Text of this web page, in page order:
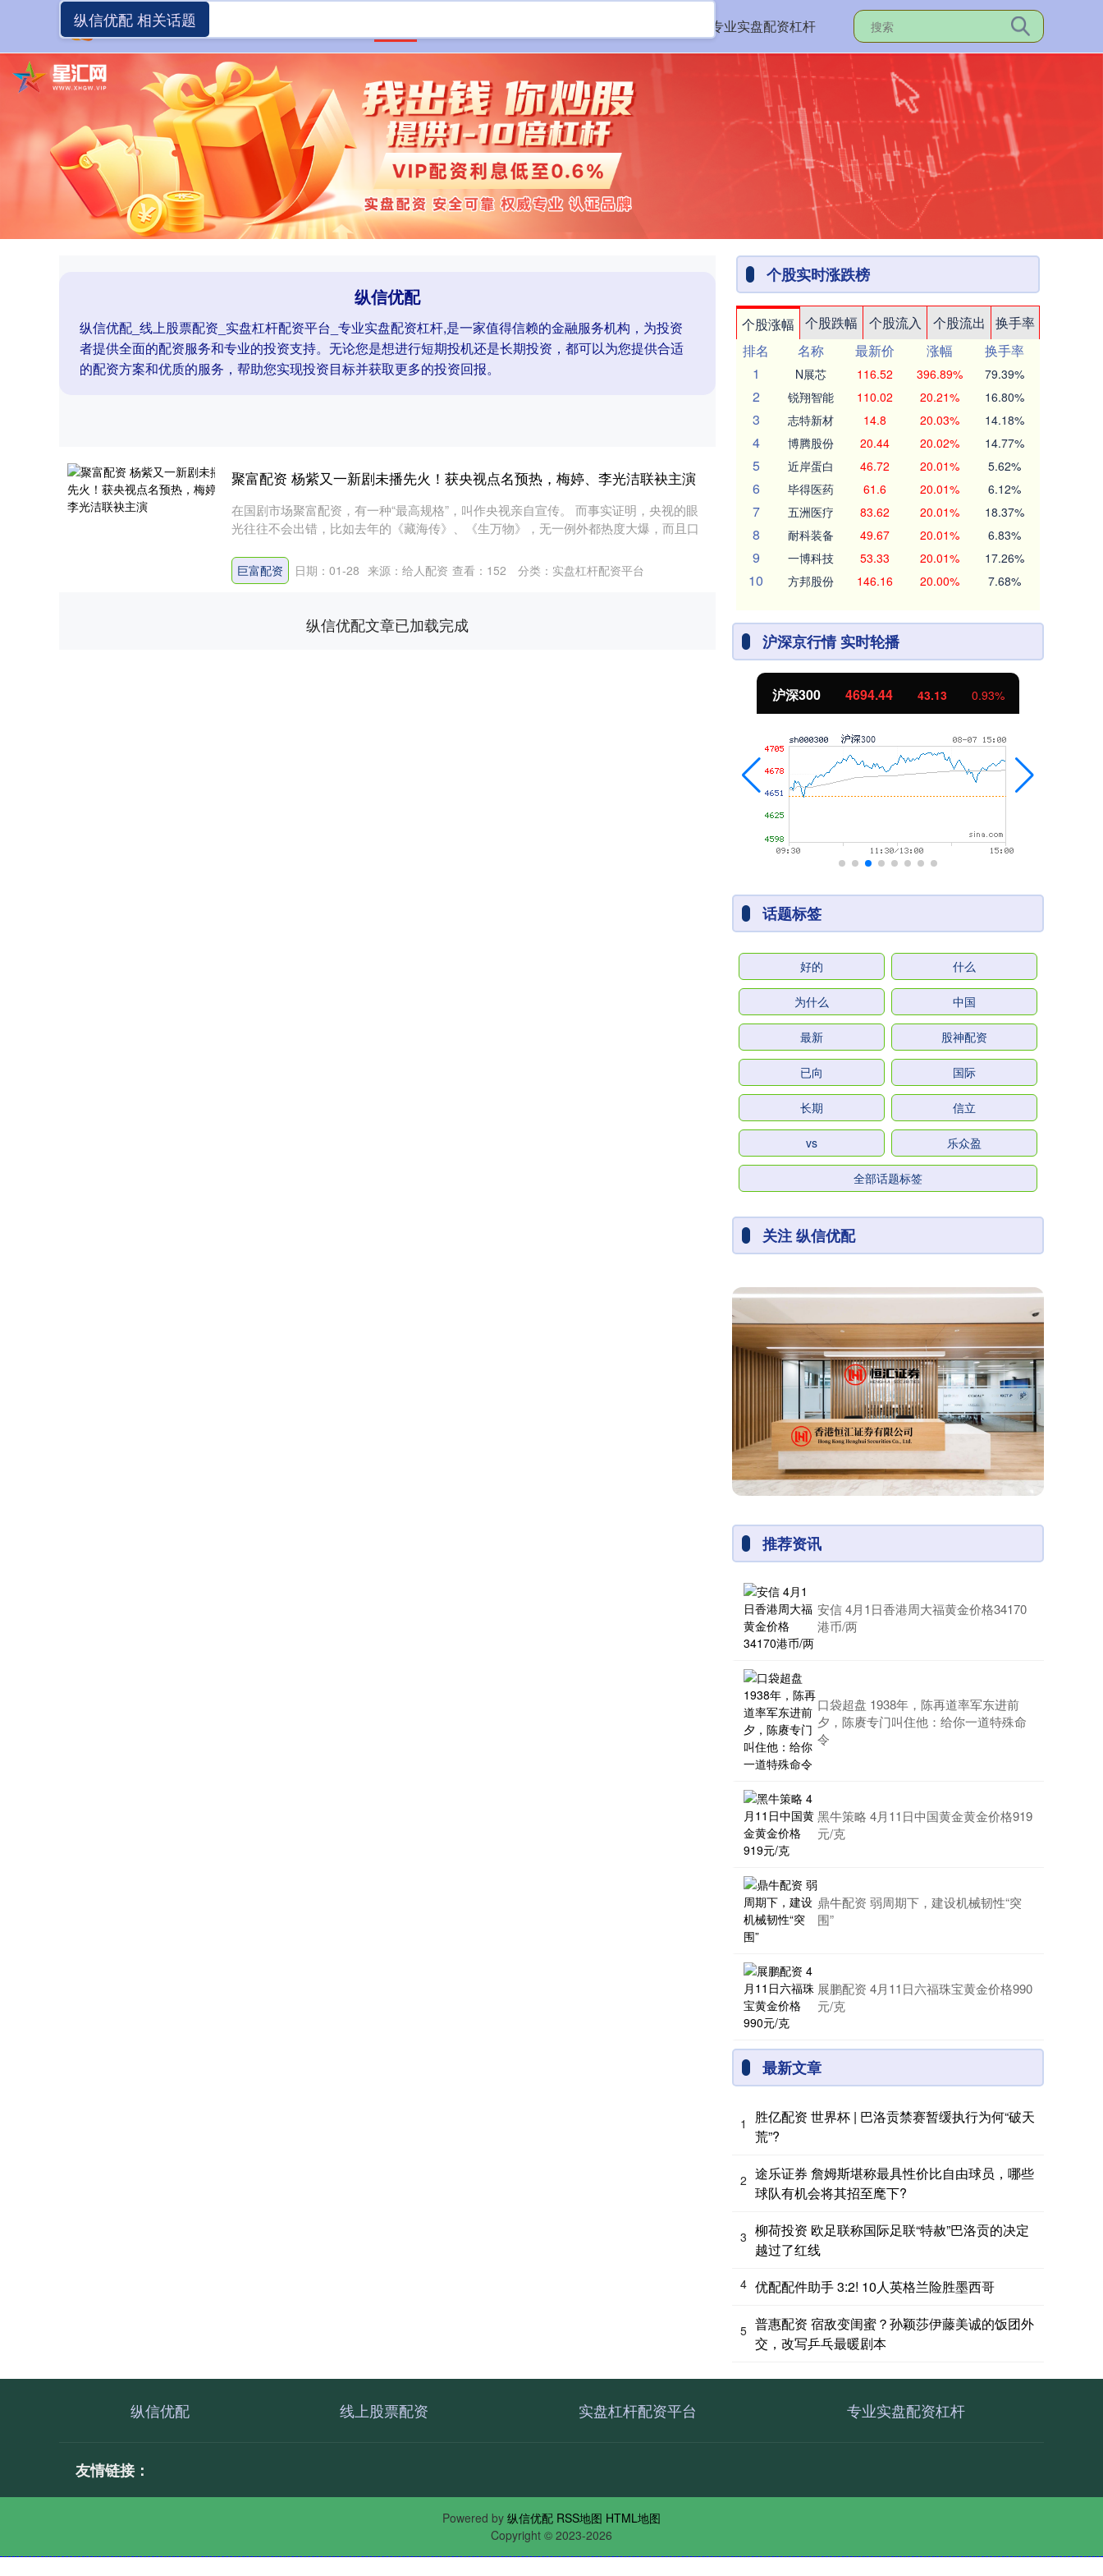
专业实盘配资杠杆
纵信优配
纵信优配_线上股票配资_实盘杠杆配资平台_专业实盘配资杠杆,是一家值得信赖的金融服务机构，为投资
者提供全面的配资服务和专业的投资支持。无论您是想进行短期投机还是长期投资，都可以为您提供合适
的配资方案和优质的服务，帮助您实现投资目标并获取更多的投资回报。
纵信优配 相关话题
聚富配资 杨紫又一新剧未播先火！获央视点名预热，梅婷、李光洁联袂主演
在国剧市场聚富配资，有一种“最高规格”，叫作央视亲自宣传。 而事实证明，央视的眼
光往往不会出错，比如去年的《藏海传》、《生万物》，无一例外都热度大爆，而且口
巨富配资 日期：01-28 来源：给人配资 查看： 152 分类： 实盘杠杆配资平台
纵信优配文章已加载完成
个股实时涨跌榜
个股涨幅 个股跌幅 个股流入 个股流出
换手率
排名
名称 最新价 涨幅
换手率
1
N展芯 116.52 396.89% 79.39%
2 锐翔智能 110.02 20.21% 16.80%
3 志特新材 14.8 20.03% 14.18%
4 博腾股份 20.44 20.02% 14.77%
5 近岸蛋白 46.72 20.01% 5.62%
6 毕得医药 61.6 20.01% 6.12%
7 五洲医疗 83.62 20.01% 18.37%
8 耐科装备 49.67 20.01% 6.83%
9 一博科技 53.33 20.01% 17.26%
10 方邦股份 146.16 20.00% 7.68%
沪深京行情 实时轮播
北证50 1134.24 11.37 1.01%
话题标签
好的 什么
为什么 中国
最新 股神配资
已向 国际
长期 信立
vs 乐众盈
全部话题标签
关注 纵信优配
推荐资讯
安信 4月1日香港周大福黄金价格34170
港币/两
口袋超盘 1938年，陈再道率军东进前
夕，陈赓专门叫住他：给你一道特殊命
令
黑牛策略 4月11日中国黄金黄金价格919
元/克
鼎牛配资 弱周期下，建设机械韧性“突
围”
展鹏配资 4月11日六福珠宝黄金价格990
元/克
最新文章
1
胜亿配资 世界杯 | 巴洛贡禁赛暂缓执行为何“破天
荒”?
2 途乐证券 詹姆斯堪称最具性价比自由球员，哪些
球队有机会将其招至麾下?
3 柳荷投资 欧足联称国际足联“特赦”巴洛贡的决定
越过了红线
4 优配配件助手 3:2! 10人英格兰险胜墨西哥
5 普惠配资 宿敌变闺蜜？孙颖莎伊藤美诚的饭团外
交，改写乒乓最暖剧本
纵信优配 线上股票配资 实盘杠杆配资平台 专业实盘配资杠杆
友情链接：
Powered by 纵信优配 RSS地图 HTML地图
Copyright © 2023-2026